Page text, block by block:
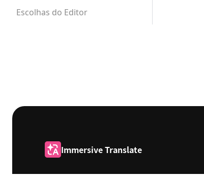
Escolhas do Editor
Immersive Translate